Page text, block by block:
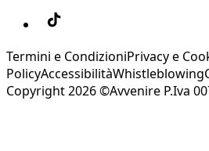
Termini e CondizioniPrivacy e
PolicyAccessibilitàWhistleblowing
Copyright 2026 ©Avvenire P.Iva